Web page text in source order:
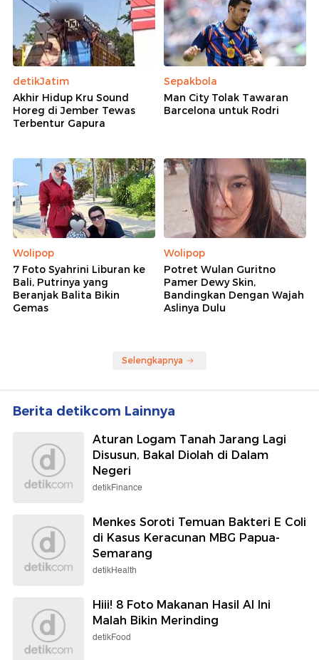
detikJatim
Akhir Hidup Kru Sound
Horeg di Jember Tewas
Terbentur Gapura
Sepakbola
Man City Tolak Tawaran
Barcelona untuk Rodri
Wolipop
7 Foto Syahrini Liburan ke
Bali, Putrinya yang
Beranjak Balita Bikin
Gemas
Wolipop
Potret Wulan Guritno
Pamer Dewy Skin,
Bandingkan Dengan Wajah
Aslinya Dulu
Selengkapnya
Berita detikcom Lainnya
Aturan Logam Tanah Jarang Lagi
Disusun, Bakal Diolah di Dalam
Negeri
detikFinance
Menkes Soroti Temuan Bakteri E Coli
di Kasus Keracunan MBG Papua-
Semarang
detikHealth
Hiii! 8 Foto Makanan Hasil AI Ini
Malah Bikin Merinding
detikFood